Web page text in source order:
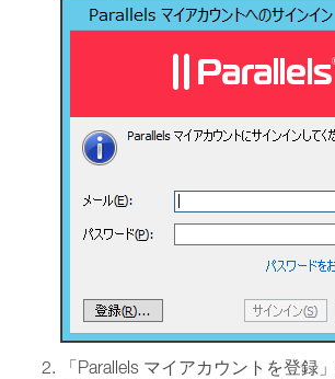
「Parallels マイアカウントを登録